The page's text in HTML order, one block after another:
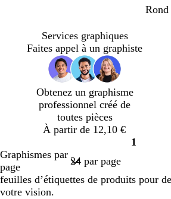
tb
v
Services graphiques
Faites appel à un graphiste
Obtenez un graphisme
professionnel créé de
toutes pièces
À partir de 12,10 €
Page
1
Graphismes par
page
feuilles d’étiquettes de produits pour
votre vision.